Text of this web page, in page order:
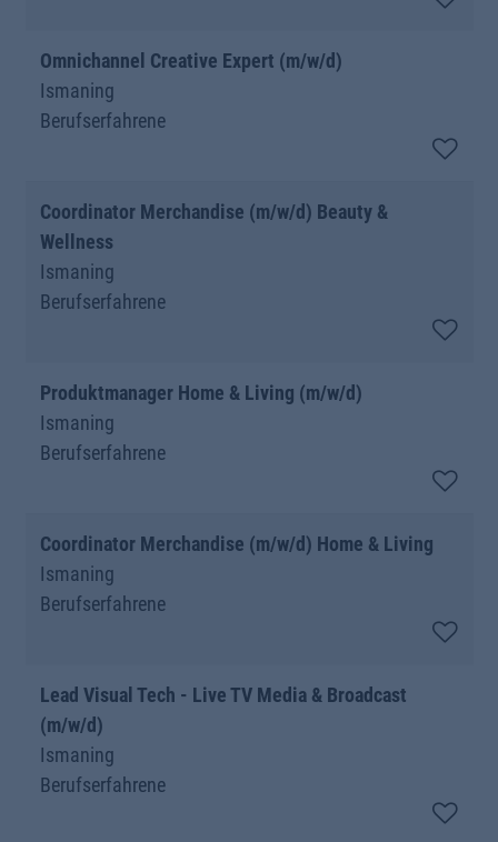
Omnichannel Creative Expert (m/w/d)
Ismaning
Berufserfahrene
Coordinator Merchandise (m/w/d) Beauty &
Wellness
Ismaning
Berufserfahrene
Produktmanager Home & Living (m/w/d)
Ismaning
Berufserfahrene
Coordinator Merchandise (m/w/d) Home & Living
Ismaning
Berufserfahrene
Lead Visual Tech - Live TV Media & Broadcast
(m/w/d)
Ismaning
Berufserfahrene